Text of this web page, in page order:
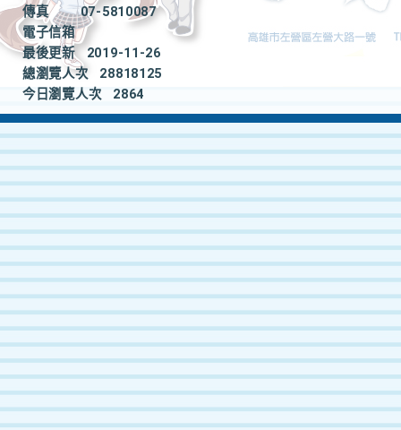
傳真
07-5810087
電子信箱
最後更新
2019-11-26
總瀏覽人次
28818125
今日瀏覽人次
2864